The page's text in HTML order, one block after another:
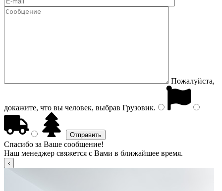
Пожалуйста,
докажите, что вы человек, выбрав Грузовик.
Спасибо за Ваше сообщение!
Наш менеджер свяжется с Вами в ближайшее время.